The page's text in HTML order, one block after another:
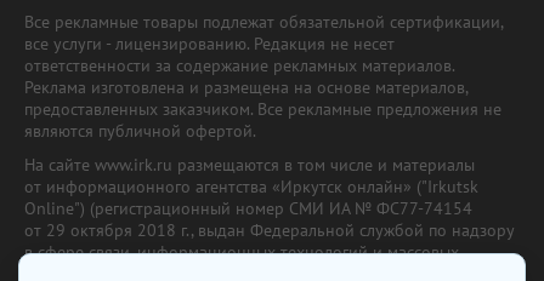
Все рекламные товары подлежат обязательной сертификации,
все услуги - лицензированию. Редакция не несет
ответственности за содержание рекламных материалов.
Реклама изготовлена и размещена на основе материалов,
предоставленных заказчиком. Все рекламные предложения не
являются публичной офертой.
На сайте www.irk.ru размещаются в том числе и материалы
от информационного агентства «Иркутск онлайн» ("Irkutsk
Online") (регистрационный номер СМИ ИА № ФС77-74154
от 29 октября 2018 г., выдан Федеральной службой по надзору
в сфере связи, информационных технологий и массовых